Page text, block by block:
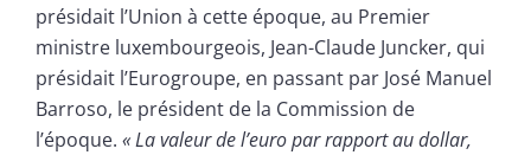
présidait l’Union à cette époque, au Premier
ministre luxembourgeois, Jean-Claude Juncker, qui
présidait l’Eurogroupe, en passant par José Manuel
Barroso, le président de la Commission de
l’époque. « La valeur de l’euro par rapport au dollar,